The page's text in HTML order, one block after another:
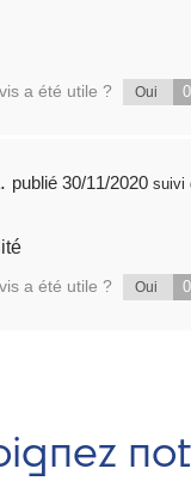
a été utile ? Oui 0
publié 30/11/2020suivi
a été utile ? Oui 0